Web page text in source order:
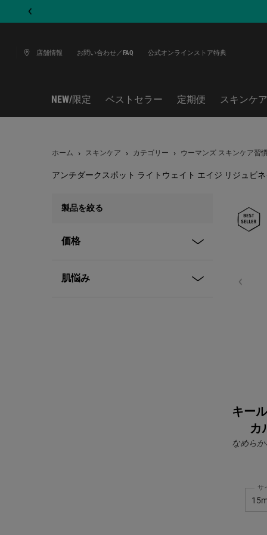
店舗情報 お問い合わせ／FAQ 公式オンラインストア特典
NEW/限定 ベストセラー 定期便 スキンケア
ホーム スキンケア カテゴリー ウーマンズ スキンケア習
アンチダークスポット ライトウェイト エイジ リジュビ
製品を絞る
価格
肌悩み
キー
カ
なめら
サ